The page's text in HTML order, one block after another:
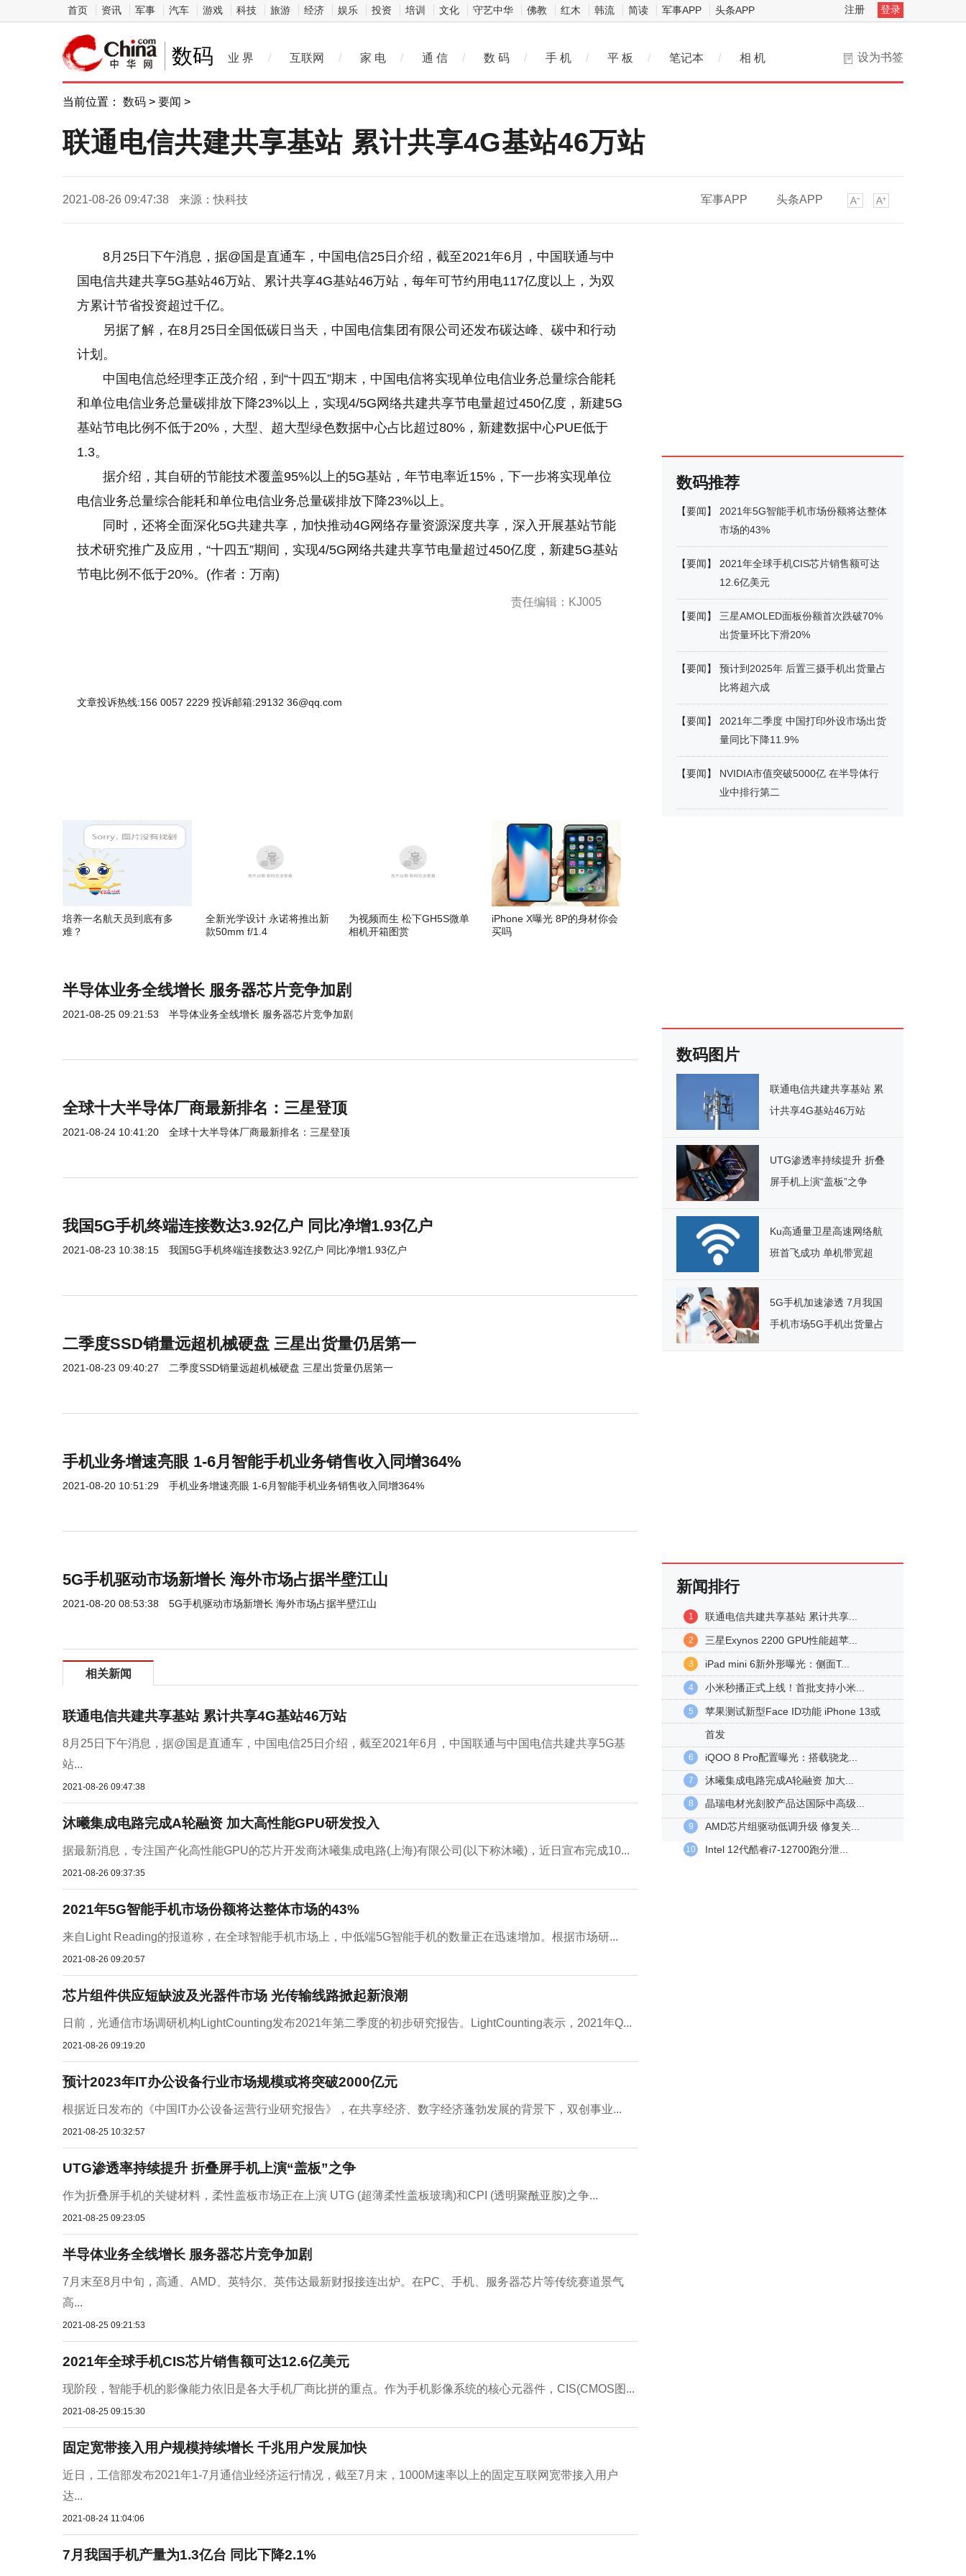
首页 资讯 军事 汽车 游戏 科技 旅游 经济 娱乐 投资 培训 文化 守艺中华 佛教 红木 韩流 简读 军事APP 头条APP 注册 登录
数码 设为书签
业 界 / 互联网 / 家 电 / 通 信 / 数 码 / 手 机 / 平 板 / 笔记本 / 相 机
当前位置： 数码 > 要闻 >
联通电信共建共享基站 累计共享4G基站46万站
2021-08-26 09:47:38 来源：快科技 军事APP 头条APP
8月25日下午消息，据@国是直通车，中国电信25日介绍，截至2021年6月，中国联通与中
国电信共建共享5G基站46万站、累计共享4G基站46万站，每年可节约用电117亿度以上，为双
方累计节省投资超过千亿。
另据了解，在8月25日全国低碳日当天，中国电信集团有限公司还发布碳达峰、碳中和行动
计划。
中国电信总经理李正茂介绍，到“十四五”期末，中国电信将实现单位电信业务总量综合能耗
和单位电信业务总量碳排放下降23%以上，实现4/5G网络共建共享节电量超过450亿度，新建5G
基站节电比例不低于20%，大型、超大型绿色数据中心占比超过80%，新建数据中心PUE低于
1.3。
据介绍，其自研的节能技术覆盖95%以上的5G基站，年节电率近15%，下一步将实现单位
电信业务总量综合能耗和单位电信业务总量碳排放下降23%以上。
同时，还将全面深化5G共建共享，加快推动4G网络存量资源深度共享，深入开展基站节能
技术研究推广及应用，“十四五”期间，实现4/5G网络共建共享节电量超过450亿度，新建5G基站
节电比例不低于20%。(作者：万南)
责任编辑：KJ005
文章投诉热线:156 0057 2229 投诉邮箱:29132 36@qq.com
培养一名航天员到底有多
难？
全新光学设计 永诺将推出新
款50mm f/1.4
为视频而生 松下GH5S微单
相机开箱图赏
iPhone X曝光 8P的身材你会
买吗
半导体业务全线增长 服务器芯片竞争加剧
2021-08-25 09:21:53 半导体业务全线增长 服务器芯片竞争加剧
全球十大半导体厂商最新排名：三星登顶
2021-08-24 10:41:20 全球十大半导体厂商最新排名：三星登顶
我国5G手机终端连接数达3.92亿户 同比净增1.93亿户
2021-08-23 10:38:15 我国5G手机终端连接数达3.92亿户 同比净增1.93亿户
二季度SSD销量远超机械硬盘 三星出货量仍居第一
2021-08-23 09:40:27 二季度SSD销量远超机械硬盘 三星出货量仍居第一
手机业务增速亮眼 1-6月智能手机业务销售收入同增364%
2021-08-20 10:51:29 手机业务增速亮眼 1-6月智能手机业务销售收入同增364%
5G手机驱动市场新增长 海外市场占据半壁江山
2021-08-20 08:53:38 5G手机驱动市场新增长 海外市场占据半壁江山
相关新闻
联通电信共建共享基站 累计共享4G基站46万站
8月25日下午消息，据@国是直通车，中国电信25日介绍，截至2021年6月，中国联通与中国电信共建共享5G基
站...
2021-08-26 09:47:38
沐曦集成电路完成A轮融资 加大高性能GPU研发投入
据最新消息，专注国产化高性能GPU的芯片开发商沐曦集成电路(上海)有限公司(以下称沐曦)，近日宣布完成10...
2021-08-26 09:37:35
2021年5G智能手机市场份额将达整体市场的43%
来自Light Reading的报道称，在全球智能手机市场上，中低端5G智能手机的数量正在迅速增加。根据市场研...
2021-08-26 09:20:57
芯片组件供应短缺波及光器件市场 光传输线路掀起新浪潮
日前，光通信市场调研机构LightCounting发布2021年第二季度的初步研究报告。LightCounting表示，2021年Q...
2021-08-26 09:19:20
预计2023年IT办公设备行业市场规模或将突破2000亿元
根据近日发布的《中国IT办公设备运营行业研究报告》，在共享经济、数字经济蓬勃发展的背景下，双创事业...
2021-08-25 10:32:57
UTG渗透率持续提升 折叠屏手机上演“盖板”之争
作为折叠屏手机的关键材料，柔性盖板市场正在上演 UTG (超薄柔性盖板玻璃)和CPI (透明聚酰亚胺)之争...
2021-08-25 09:23:05
半导体业务全线增长 服务器芯片竞争加剧
7月末至8月中旬，高通、AMD、英特尔、英伟达最新财报接连出炉。在PC、手机、服务器芯片等传统赛道景气
高...
2021-08-25 09:21:53
2021年全球手机CIS芯片销售额可达12.6亿美元
现阶段，智能手机的影像能力依旧是各大手机厂商比拼的重点。作为手机影像系统的核心元器件，CIS(CMOS图...
2021-08-25 09:15:30
固定宽带接入用户规模持续增长 千兆用户发展加快
近日，工信部发布2021年1-7月通信业经济运行情况，截至7月末，1000M速率以上的固定互联网宽带接入用户
达...
2021-08-24 11:04:06
7月我国手机产量为1.3亿台 同比下降2.1%
数码推荐
【要闻】
2021年5G智能手机市场份额将达整体
市场的43%
【要闻】
2021年全球手机CIS芯片销售额可达
12.6亿美元
【要闻】
三星AMOLED面板份额首次跌破70%
出货量环比下滑20%
【要闻】
预计到2025年 后置三摄手机出货量占
比将超六成
【要闻】
2021年二季度 中国打印外设市场出货
量同比下降11.9%
【要闻】
NVIDIA市值突破5000亿 在半导体行
业中排行第二
数码图片
联通电信共建共享基站 累
计共享4G基站46万站
UTG渗透率持续提升 折叠
屏手机上演“盖板”之争
Ku高通量卫星高速网络航
班首飞成功 单机带宽超
5G手机加速渗透 7月我国
手机市场5G手机出货量占
新闻排行
1 联通电信共建共享基站 累计共享...
2 三星Exynos 2200 GPU性能超苹...
3 iPad mini 6新外形曝光：侧面T...
4 小米秒播正式上线！首批支持小米...
5
苹果测试新型Face ID功能 iPhone 13或
首发
6 iQOO 8 Pro配置曝光：搭载骁龙...
7 沐曦集成电路完成A轮融资 加大...
8 晶瑞电材光刻胶产品达国际中高级...
9 AMD芯片组驱动低调升级 修复关...
10 Intel 12代酷睿i7-12700跑分泄...